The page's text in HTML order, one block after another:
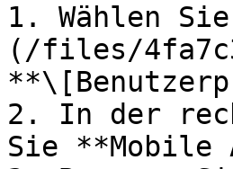
1. Wählen
(/files/
2. In der
Sie **Mobile